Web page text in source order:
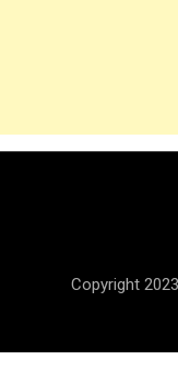
Copyright